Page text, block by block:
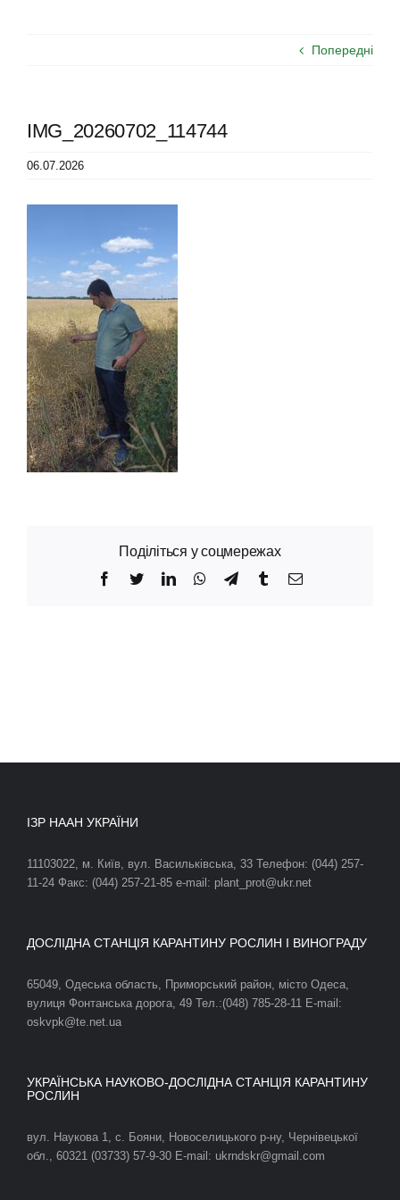
Попередні
IMG_20260702_114744
06.07.2026
Поділіться у соцмережах
Facebook
TwitterLinkedInWhatsApp
TelegramTumblrEmail
ІЗР НААН УКРАЇНИ
11103022, м. Київ, вул. Васильківська, 33 Телефон: (044) 257-
11-24 Факс: (044) 257-21-85 e-mail: plant_prot@ukr.net
ДОСЛІДНА СТАНЦІЯ КАРАНТИНУ РОСЛИН І ВИНОГРАДУ
65049, Одеська область, Приморський район, місто Одеса,
вулиця Фонтанська дорога, 49 Тел.:(048) 785-28-11 E-mail:
oskvpk@te.net.ua
УКРАЇНСЬКА НАУКОВО-ДОСЛІДНА СТАНЦІЯ КАРАНТИНУ
РОСЛИН
вул. Наукова 1, с. Бояни, Новоселицького р-ну, Чернівецької
обл., 60321 (03733) 57-9-30 E-mail: ukrndskr@gmail.com